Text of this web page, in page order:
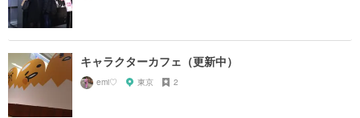
キャラクターカフェ（更新中）
emi♡ 東京 2